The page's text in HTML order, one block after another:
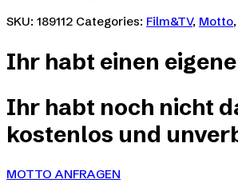
auf
Produktseite
gewählt
mehrere
auf.
Die
können
auf
der
werden
SKU: 189112 Categories: Film&TV, Motto,
Ihr habt einen
Ihr habt noch nicht
kostenlos und
MOTTO ANFRAGEN